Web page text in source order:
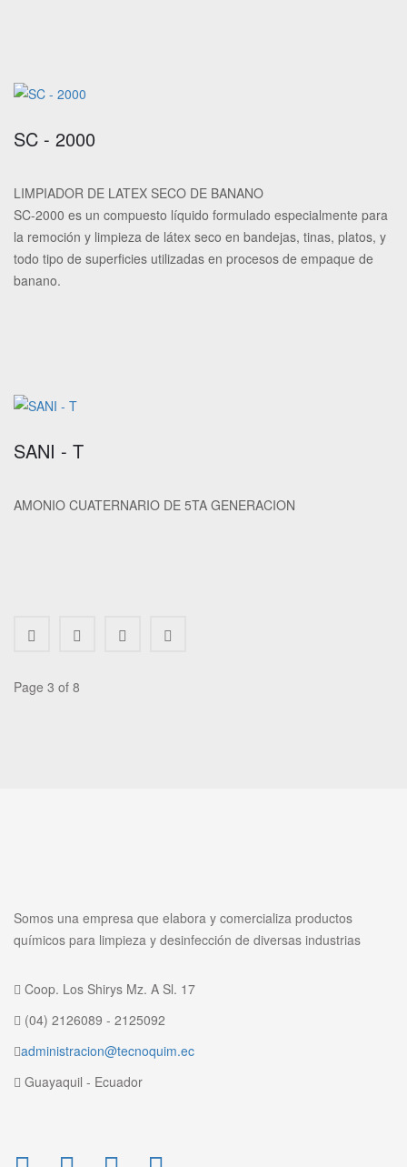
SC - 2000
LIMPIADOR DE LATEX SECO DE BANANO
SC-2000 es un compuesto líquido formulado especialmente para
la remoción y limpieza de látex seco en bandejas, tinas, platos, y
todo tipo de superficies utilizadas en procesos de empaque de
banano.
SANI - T
AMONIO CUATERNARIO DE 5TA GENERACION
Page 3 of 8
Somos una empresa que elabora y comercializa productos
químicos para limpieza y desinfección de diversas industrias
Coop. Los Shirys Mz. A Sl. 17
(04) 2126089 - 2125092
administracion@tecnoquim.ec
Guayaquil - Ecuador